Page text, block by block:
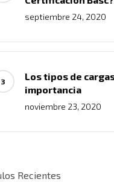
septiembre 24, 2020
Los tipos de
importancia
noviembre 23, 2020
Recientes